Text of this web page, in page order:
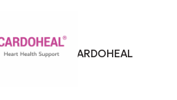
CARDOHEAL